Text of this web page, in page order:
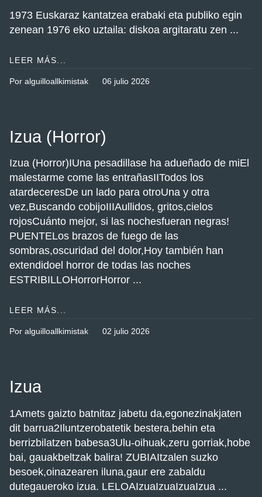
1973 Euskaraz kantatzea erabaki eta publiko egin
zenean 1976 eko uztaila: diskoa argitaratu zen ...
LEER MÁS...
Por alguilloallkimistak 06 julio 2026
Izua (Horror)
Izua (Horror)IUna pesadillase ha adueñado de miEl
malestarme come las entrañasIITodos los
atardeceresDe un lado para otroUna y otra
vez,Buscando cobijoIIIAullidos, gritos,cielos
rojosCuánto mejor, si las nochesfueran negras!
PUENTELos brazos de fuego de las
sombras,oscuridad del dolor,Hoy también han
extendidoel horror de todas las noches
ESTRIBILLOHorrorHorror ...
LEER MÁS...
Por alguilloallkimistak 02 julio 2026
Izua
1Amets gaizto batnitaz jabetu da,egonezinakjaten
dit barrua2Iluntzerobatetik bestera,behin eta
berrizbilatzen babesa3Ulu-oihuak,zeru gorriak,hobe
bai, gauakbeltzak balira! ZUBIAItzalen suzko
besoek,oinazearen iluna,gaur ere zabaldu
dutegaueroko izua. LELOAIzuaIzuaIzuaIzua ...